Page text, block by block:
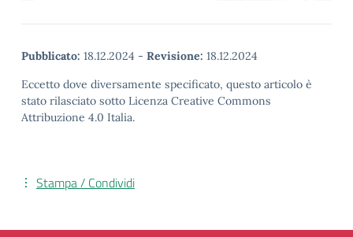
Pubblicato: 18.12.2024 - Revisione: 18.12.2024
Eccetto dove diversamente specificato, questo articolo è
stato rilasciato sotto Licenza Creative Commons
Attribuzione 4.0 Italia.
Stampa / Condividi